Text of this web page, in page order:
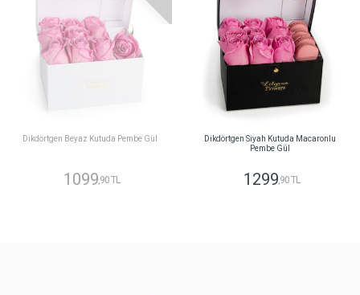
Dikdörtgen Beyaz Kutuda Pembe Gül
1099,90 TL
Dikdörtgen Siyah Kutuda Macaronlu
Pembe Gül
1299,90 TL